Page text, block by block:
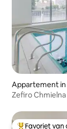
Appartement in
Zefiro
Favoriet van